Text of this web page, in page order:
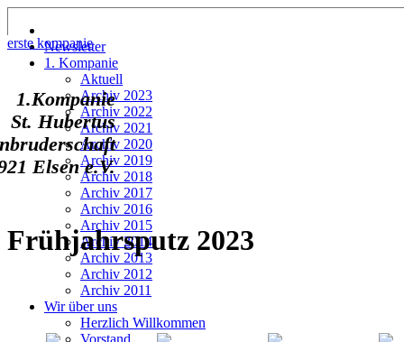
Newsletter
1. Kompanie
Aktuell
Archiv 2023
Archiv 2022
Archiv 2021
Archiv 2020
Archiv 2019
Archiv 2018
Archiv 2017
Archiv 2016
Archiv 2015
Archiv 2014
Archiv 2013
Archiv 2012
Archiv 2011
Wir über uns
Herzlich Willkommen
Vorstand
erste kompanie
1.Kompanie
St. Hubertus
Elsen e.V.
Frühjahrsputz 2023